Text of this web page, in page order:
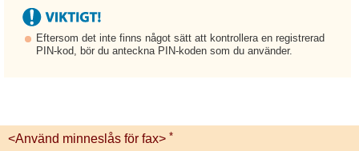
Eftersom det inte finns något sätt att kontrollera en registrerad
PIN-kod, bör du anteckna PIN-koden som du använder.
<Använd minneslås för fax> *